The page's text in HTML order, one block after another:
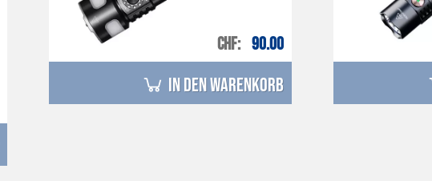
CHF 90.00
in den Warenkorb